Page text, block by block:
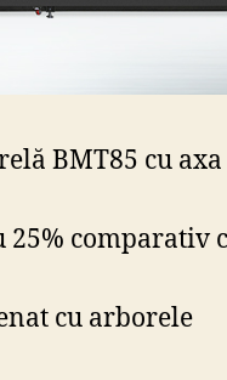
BMT85 cu axa
25% comparativ
cu arborele